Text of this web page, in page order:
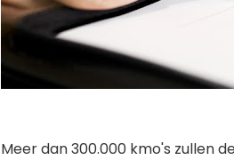
Meer dan 300.000 kmo's zullen